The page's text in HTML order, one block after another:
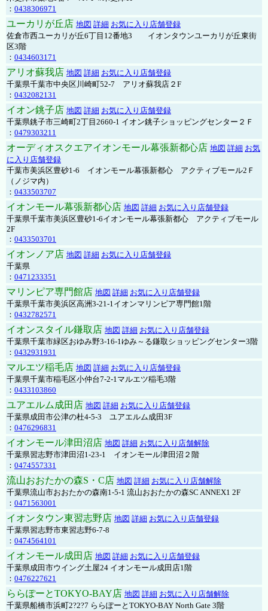
： 0438306971
ユーカリが丘店 地図 詳細 お気に入り店舗登録
佐倉市西ユーカリが丘6丁目12番地3 イオンタウンユーカリが丘東街
区3階
： 0434603171
アリオ蘇我店 地図 詳細 お気に入り店舗登録
千葉県千葉市中央区川崎町52-7 アリオ蘇我店２F
： 0432082131
イオン銚子店 地図 詳細 お気に入り店舗登録
千葉県銚子市三崎町2丁目2660-1 イオン銚子ショッピングセンター２Ｆ
： 0479303211
オーディオスクエアイオンモール幕張新都心店 地図 詳細 お気
に入り店舗登録
千葉市美浜区豊砂1-6 イオンモール幕張新都心 アクティブモール2Ｆ
（ノジマ内）
： 0433503707
イオンモール幕張新都心店 地図 詳細 お気に入り店舗登録
千葉県千葉市美浜区豊砂1-6イオンモール幕張新都心 アクティブモール
2F
： 0433503701
イオンノア店 地図 詳細 お気に入り店舗登録
千葉県
： 0471233351
マリンピア専門館店 地図 詳細 お気に入り店舗登録
千葉県千葉市美浜区高洲3-21-1イオンマリンピア専門館1階
： 0432782571
イオンスタイル鎌取店 地図 詳細 お気に入り店舗登録
千葉県千葉市緑区おゆみ野3-16-1ゆみ～る鎌取ショッピングセンター3階
： 0432931931
マルエツ稲毛店 地図 詳細 お気に入り店舗登録
千葉県千葉市稲毛区小仲台7-2-1マルエツ稲毛3階
： 0433103860
ユアエルム成田店 地図 詳細 お気に入り店舗登録
千葉県成田市公津の杜4-5-3 ユアエルム成田3F
： 0476296831
イオンモール津田沼店 地図 詳細 お気に入り店舗解除
千葉県習志野市津田沼1-23-1 イオンモール津田沼２階
： 0474557331
流山おおたかの森S・C店 地図 詳細 お気に入り店舗解除
千葉県流山市おおたかの森南1-5-1 流山おおたかの森SC ANNEX1 2F
： 0471563001
イオンタウン東習志野店 地図 詳細 お気に入り店舗登録
千葉県習志野市東習志野6-7-8
： 0474564101
イオンモール成田店 地図 詳細 お気に入り店舗登録
千葉県成田市ウイング土屋24 イオンモール成田店1階
： 0476227621
ららぽーとTOKYO-BAY店 地図 詳細 お気に入り店舗解除
千葉県船橋市浜町2?2?7 ららぽーとTOKYO-BAY North Gate 3階